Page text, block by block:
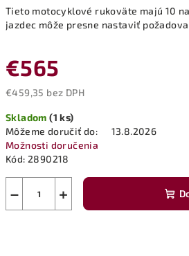
Tieto motocyklové rukoväte majú 10
jazdec môže presne nastaviť
€565
€459,35 bez DPH
cena:
Skladom(1 ks)
Môžeme doručiť do:
13.8.2026
Možnosti doručenia
Kód: 2890218
+
−